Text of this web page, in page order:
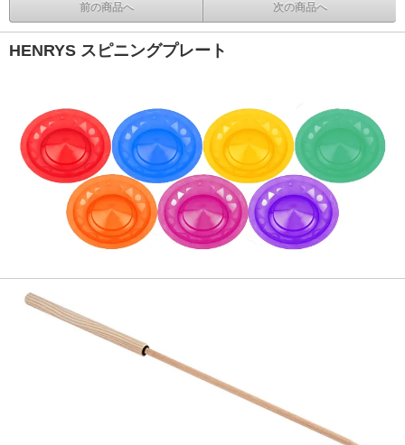
前の商品へ 次の商品へ
HENRYS スピニングプレート